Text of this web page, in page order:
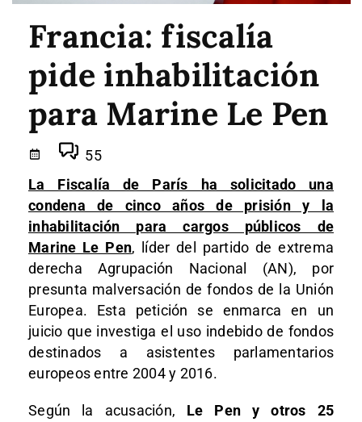
Francia: fiscalía
pide inhabilitación
para Marine Le Pen
55
La Fiscalía de París ha solicitado una
condena de cinco años de prisión y la
inhabilitación para cargos públicos de
Marine Le Pen, líder del partido de extrema
derecha Agrupación Nacional (AN), por
presunta malversación de fondos de la Unión
Europea. Esta petición se enmarca en un
juicio que investiga el uso indebido de fondos
destinados a asistentes parlamentarios
europeos entre 2004 y 2016.
Según la acusación, Le Pen y otros 25